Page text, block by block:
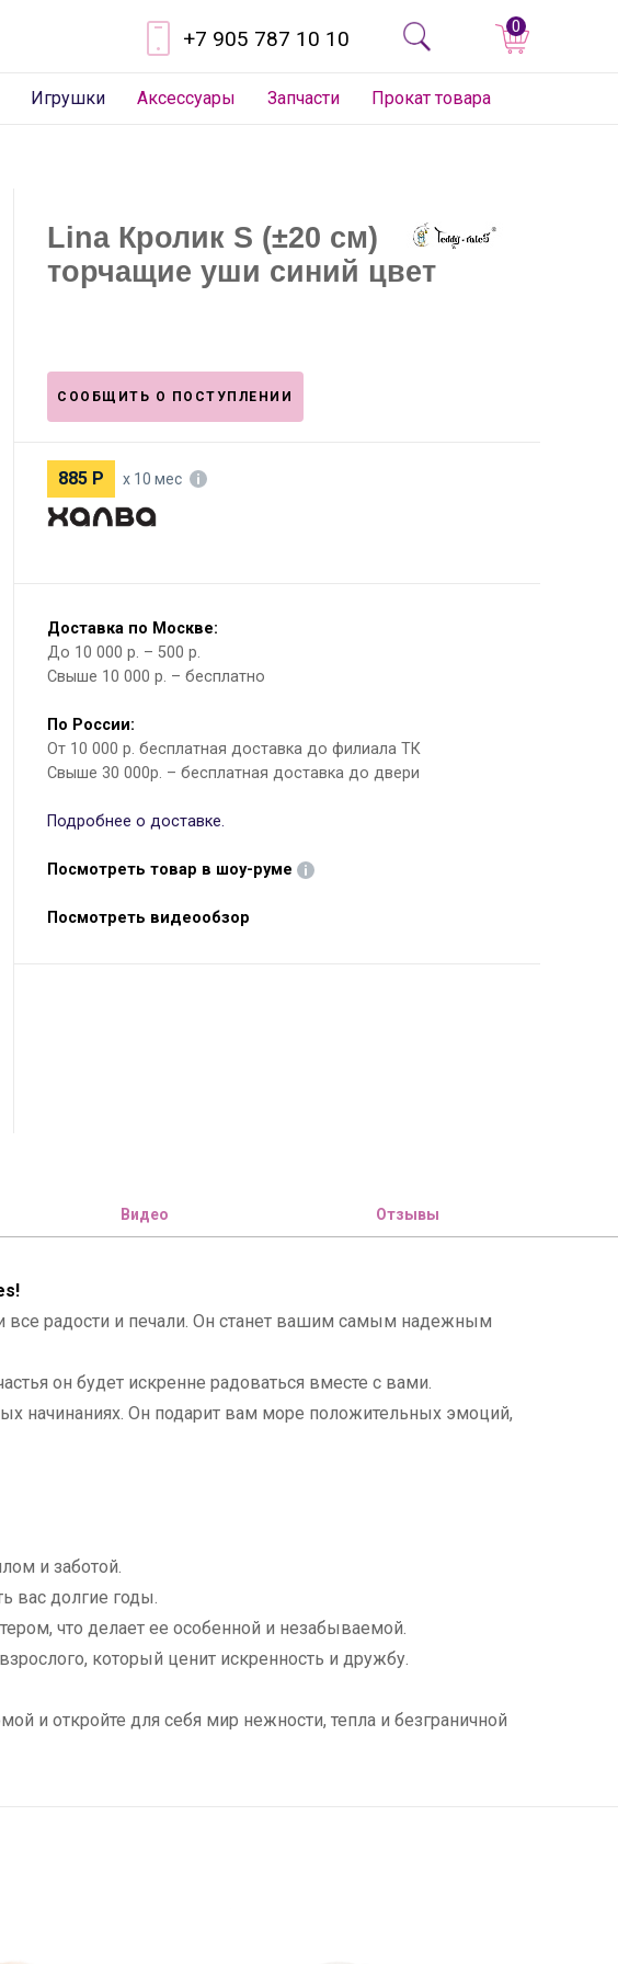
+7 905 787 10 10 0
Игрушки Аксессуары Запчасти Прокат товара
Lina Кролик S (±20 см)
торчащие уши синий цвет
СООБЩИТЬ О ПОСТУПЛЕНИИ
885 Р х 10 мес
Доставка по Москве:
До 10 000 р. – 500 р.
Свыше 10 000 р. – бесплатно
По России:
От 10 000 р. бесплатная доставка до филиала ТК
Свыше 30 000р. – бесплатная доставка до двери
Подробнее о доставке.
Посмотреть товар в шоу-руме
Посмотреть видеообзор
Видео Отзывы
все радости и печали. Он станет вашим самым надежным
он будет искренне радоваться вместе с вами.
начинаниях. Он подарит вам море положительных эмоций,
и заботой.
вас долгие годы.
что делает ее особенной и незабываемой.
который ценит искренность и дружбу.
и откройте для себя мир нежности, тепла и безграничной